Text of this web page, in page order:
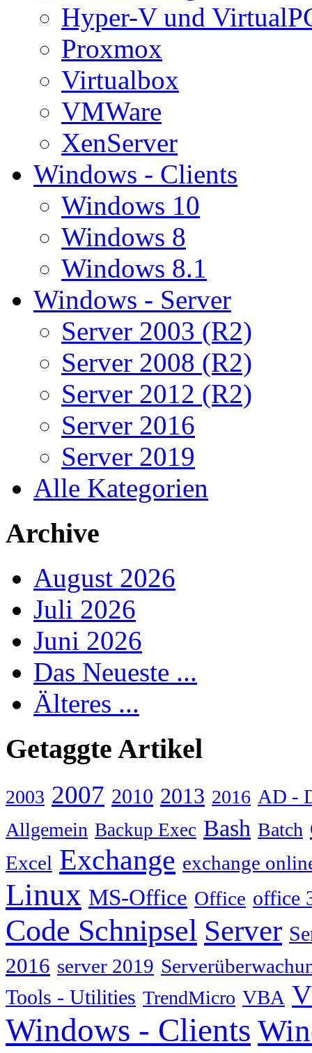
Hyper-V und
Proxmox
Virtualbox
VMWare
XenServer
Windows - Clients
Windows 10
Windows 8
Windows 8.1
Windows - Server
Server 2003 (R2)
Server 2008 (R2)
Server 2012 (R2)
Server 2016
Server 2019
Alle Kategorien
Archive
August 2026
Juli 2026
Juni 2026
Das Neueste ...
Älteres ...
Getaggte Artikel
2003 2007 2010 2013 2016 AD -
Allgemein Backup Exec Bash Batch
Excel Exchange exchange
Linux MS-Office Office office
Code Schnipsel Server
2016 server 2019
Tools - Utilities TrendMicro VBA
Windows - Clients